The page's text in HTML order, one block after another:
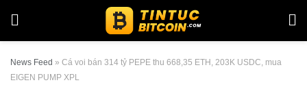
News Feed » Cá voi bán 314 tỷ PEPE thu 668,35 ETH, 203K USDC, mua
EIGEN PUMP XPL